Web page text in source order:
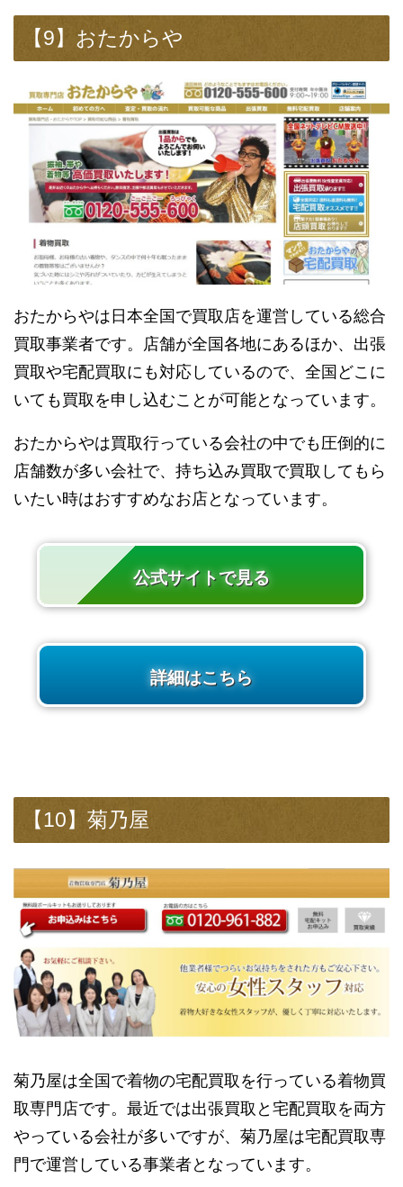
【9】おたからや
おたからやは日本全国で買取店を運営している総合
買取事業者です。店舗が全国各地にあるほか、出張
買取や宅配買取にも対応しているので、全国どこに
いても買取を申し込むことが可能となっています。
おたからやは買取行っている会社の中でも圧倒的に
店舗数が多い会社で、持ち込み買取で買取してもら
いたい時はおすすめなお店となっています。
公式サイトで見る
詳細はこちら
【10】菊乃屋
菊乃屋は全国で着物の宅配買取を行っている着物買
取専門店です。最近では出張買取と宅配買取を両方
やっている会社が多いですが、菊乃屋は宅配買取専
門で運営している事業者となっています。